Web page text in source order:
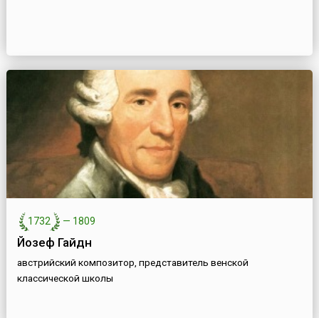
1732 — 1809
Йозеф Гайдн
австрийский композитор, представитель венской
классической школы